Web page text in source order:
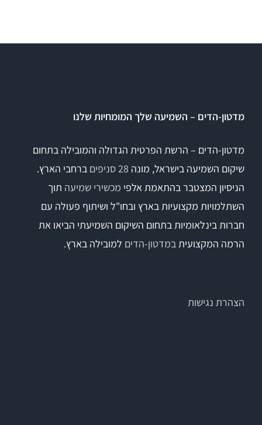
מדטון-הדים – השמיעה שלך המומחיות שלנו
מדטון-הדים – הרשת הפרטית הגדולה והמובילה בתחום
שיקום השמיעה בישראל, מונה 28 סניפים
ברחבי הארץ.
הניסיון המצטבר בהתאמת אלפי מכשירי שמיעה תוך
השתלמויות מקצועיות בארץ ובחו"ל ושיתוף פעולה עם
חברות בינלאומיות בתחום השיקום השמיעתי הביאו את
הרמה המקצועיתבמדטון-הדים למובילה בארץ.
הצהרת נגישות